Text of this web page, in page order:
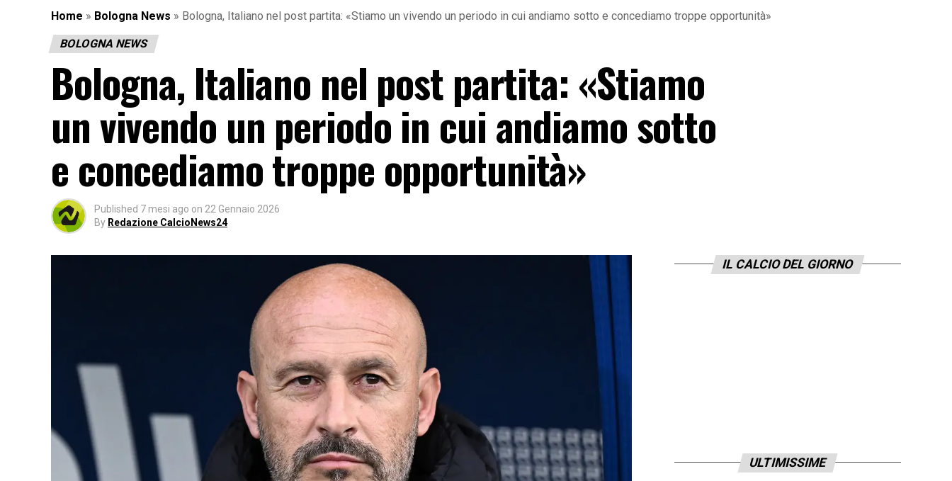
Home » Bologna News » Bologna, Italiano nel post partita: «Stiamo un vivendo un periodo in cui andiamo sotto e concediamo troppe opportunità»
BOLOGNA NEWS
Bologna, Italiano nel post partita: «Stiamo
un vivendo un periodo in cui andiamo sotto
e concediamo troppe opportunità»
Published 7 mesi ago on 22 Gennaio 2026
By Redazione CalcioNews24
IL CALCIO DEL GIORNO
ULTIMISSIME